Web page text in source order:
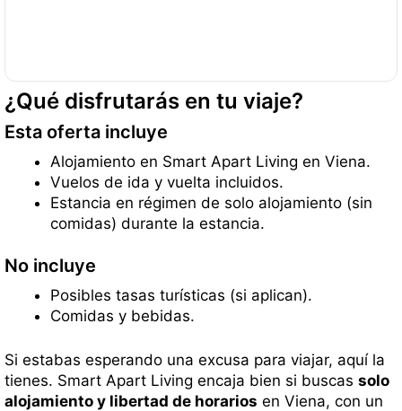
¿Qué disfrutarás en tu viaje?
Esta oferta incluye
Alojamiento en Smart Apart Living en Viena.
Vuelos de ida y vuelta incluidos.
Estancia en régimen de solo alojamiento (sin
comidas) durante la estancia.
No incluye
Posibles tasas turísticas (si aplican).
Comidas y bebidas.
Si estabas esperando una excusa para viajar, aquí la
tienes. Smart Apart Living encaja bien si buscas solo
alojamiento y libertad de horarios en Viena, con un